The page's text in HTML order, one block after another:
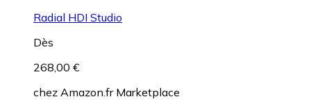
Radial HDI Studio
Dès
268,00 €
chez Amazon.fr Marketplace